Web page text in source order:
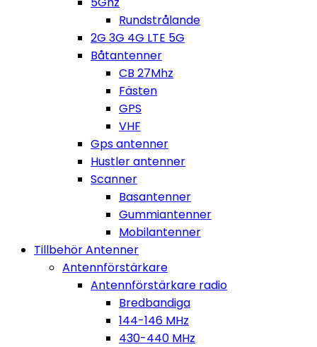
Rundstrålande
2G 3G 4G LTE 5G
Båtantenner
CB 27Mhz
Fästen
GPS
VHF
Gps antenner
Hustler antenner
Scanner
Basantenner
Gummiantenner
Mobilantenner
Tillbehör Antenner
Antennförstärkare
Antennförstärkare radio
Bredbandiga
144-146 MHz
430-440 MHz